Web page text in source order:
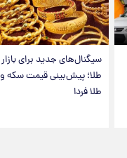
سیگنال‌های جدید برای بازار
طلا؛ پیش‌بینی قیمت سکه و
طلا فردا